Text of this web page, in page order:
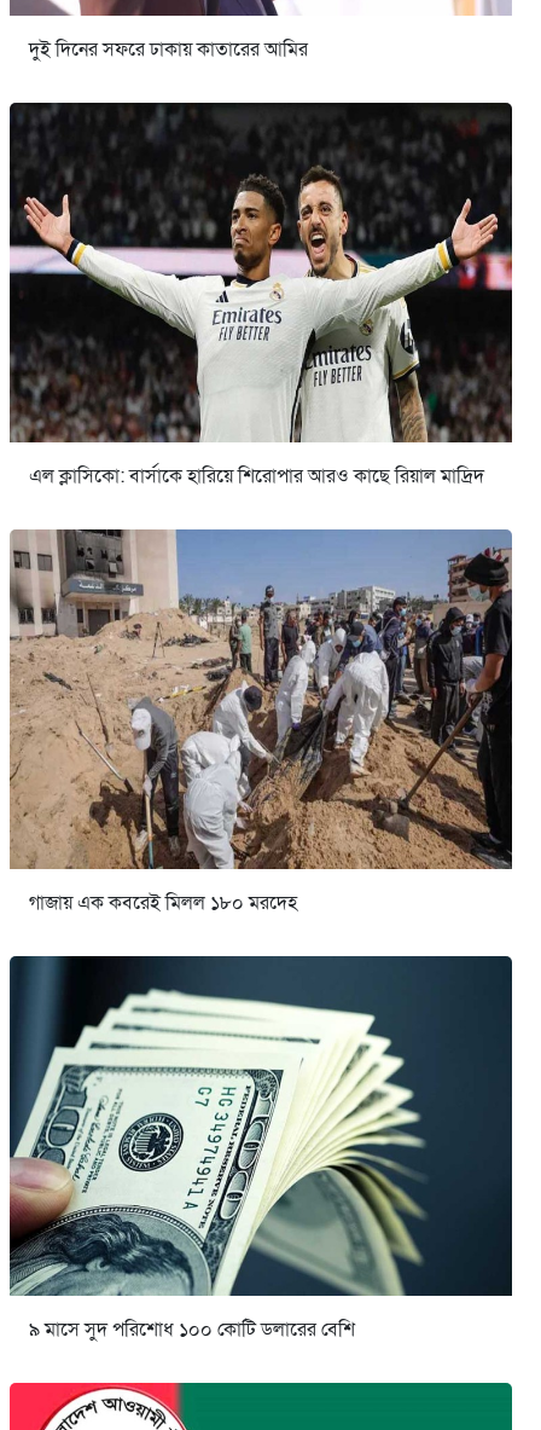
দুই দিনের সফরে ঢাকায় কাতারের আমির
এল ক্লাসিকো: বার্সাকে হারিয়ে শিরোপার আরও কাছে রিয়াল মাদ্রিদ
গাজায় এক কবরেই মিলল ১৮০ মরদেহ
৯ মাসে সুদ পরিশোধ ১০০ কোটি ডলারের বেশি